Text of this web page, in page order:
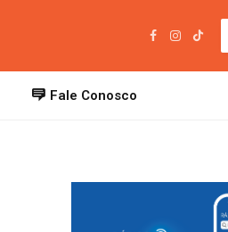
Facebook
Instagram
TikTok
Fale Conosco